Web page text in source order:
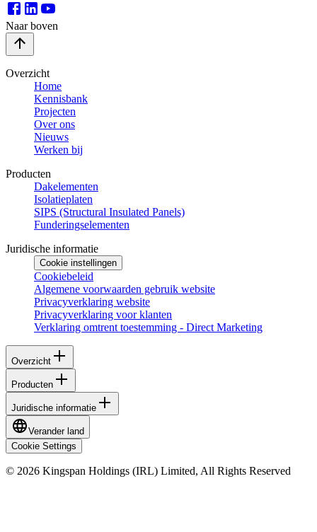
Naar boven
Overzicht
Home
Kennisbank
Projecten
Over ons
Nieuws
Werken bij
Producten
Dakelementen
Isolatieplaten
SIPS (Structural Insulated Panels)
Funderingselementen
Juridische informatie
Cookie instellingen
Cookiebeleid
Algemene voorwaarden gebruik website
Privacyverklaring website
Privacyverklaring voor klanten
Verklaring omtrent toestemming - Direct Marketing
Overzicht
Producten
Juridische informatie
Verander land
Cookie Settings
© 2026 Kingspan Holdings (IRL) Limited, All Rights Reserved